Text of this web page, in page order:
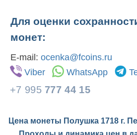
Для оценки
монет:
E-mail: ocenka@fcoins.ru
Viber
WhatsApp
+7 995 777 44 15
Цена монеты Полушка 1718 г.